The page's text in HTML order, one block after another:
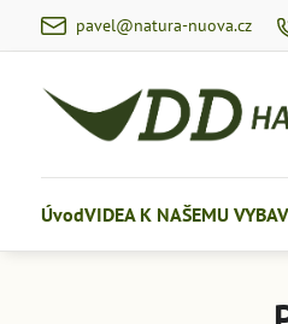
pavel@natura-nuova.cz
ÚvodVIDEA K NAŠEMU